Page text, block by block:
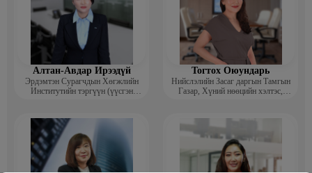
Алтан-Авдар Ирээдүй
Эрдэмтэн Сурагчдын Хөгжлийн
Институтийн тэргүүн (үүсгэн
Тогтох Оюундарь
Нийслэлийн Засаг даргын Тамгын
Газар, Хүний нөөцийн хэлтэс,